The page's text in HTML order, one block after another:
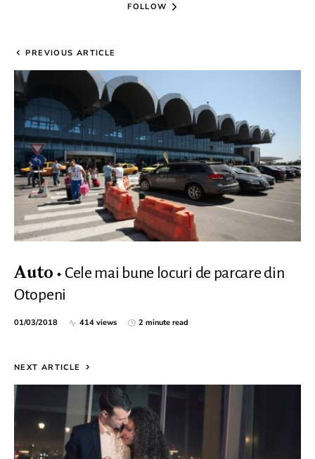
FOLLOW
PREVIOUS ARTICLE
Auto
Cele mai bune locuri de parcare din
Otopeni
01/03/2018 414 views 2 minute read
NEXT ARTICLE